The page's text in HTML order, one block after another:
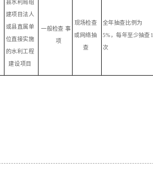
县水利 局组
建项 目法人
或县直属单
位直接实施
的水利工程
建设项目
一般检查 事
项
现场检查
或网络抽
查
全年抽查比例为
5%，每年至少抽查1
次